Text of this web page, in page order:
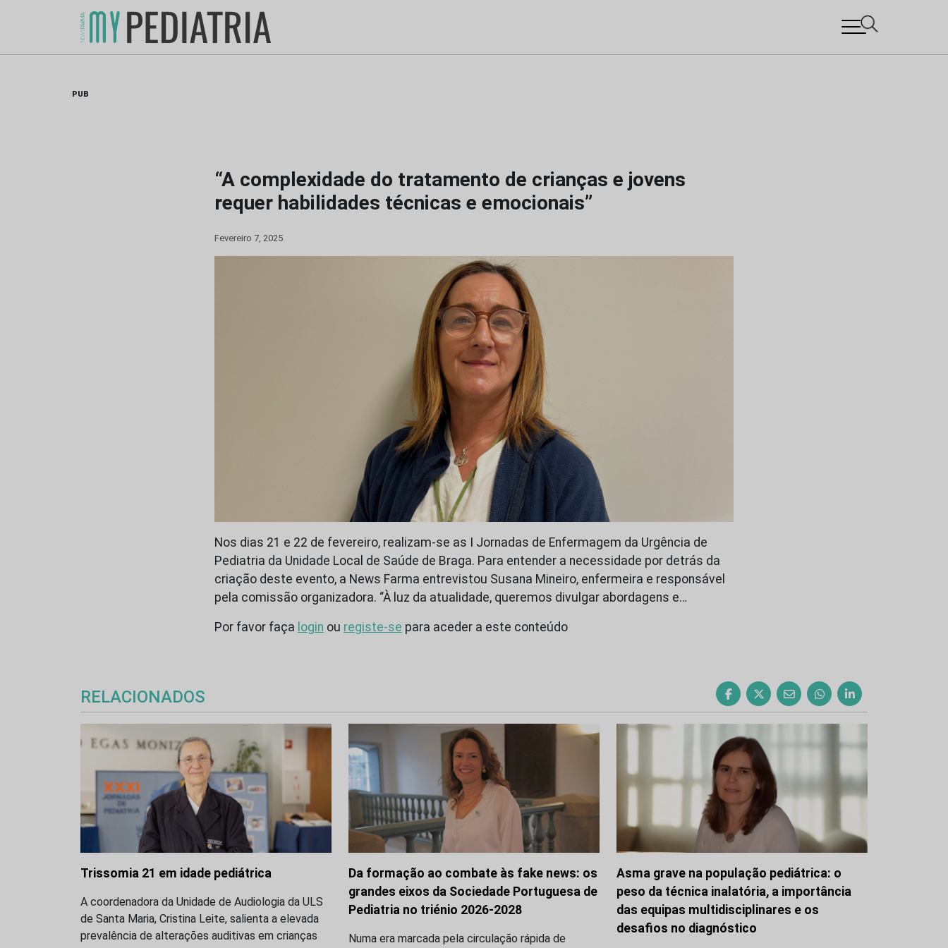
PUB
“A complexidade do tratamento de crianças e jovens
requer habilidades técnicas e emocionais”
Fevereiro 7, 2025
Nos dias 21 e 22 de fevereiro, realizam-se as I Jornadas de Enfermagem da Urgência de
Pediatria da Unidade Local de Saúde de Braga. Para entender a necessidade por detrás da
criação deste evento, a News Farma entrevistou Susana Mineiro, enfermeira e responsável
pela comissão organizadora. “À luz da atualidade, queremos divulgar abordagens e…
Por favor faça login ou registe-se para aceder a este conteúdo
RELACIONADOS
Trissomia 21 em idade pediátrica
A coordenadora da Unidade de Audiologia da ULS
de Santa Maria, Cristina Leite, salienta a elevada
prevalência de alterações auditivas em crianças
Da formação ao combate às fake news: os
grandes eixos da Sociedade Portuguesa de
Pediatria no triénio 2026-2028
Numa era marcada pela circulação rápida de
Asma grave na população pediátrica: o
peso da técnica inalatória, a importância
das equipas multidisciplinares e os
desafios no diagnóstico